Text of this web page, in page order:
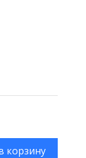
корзину